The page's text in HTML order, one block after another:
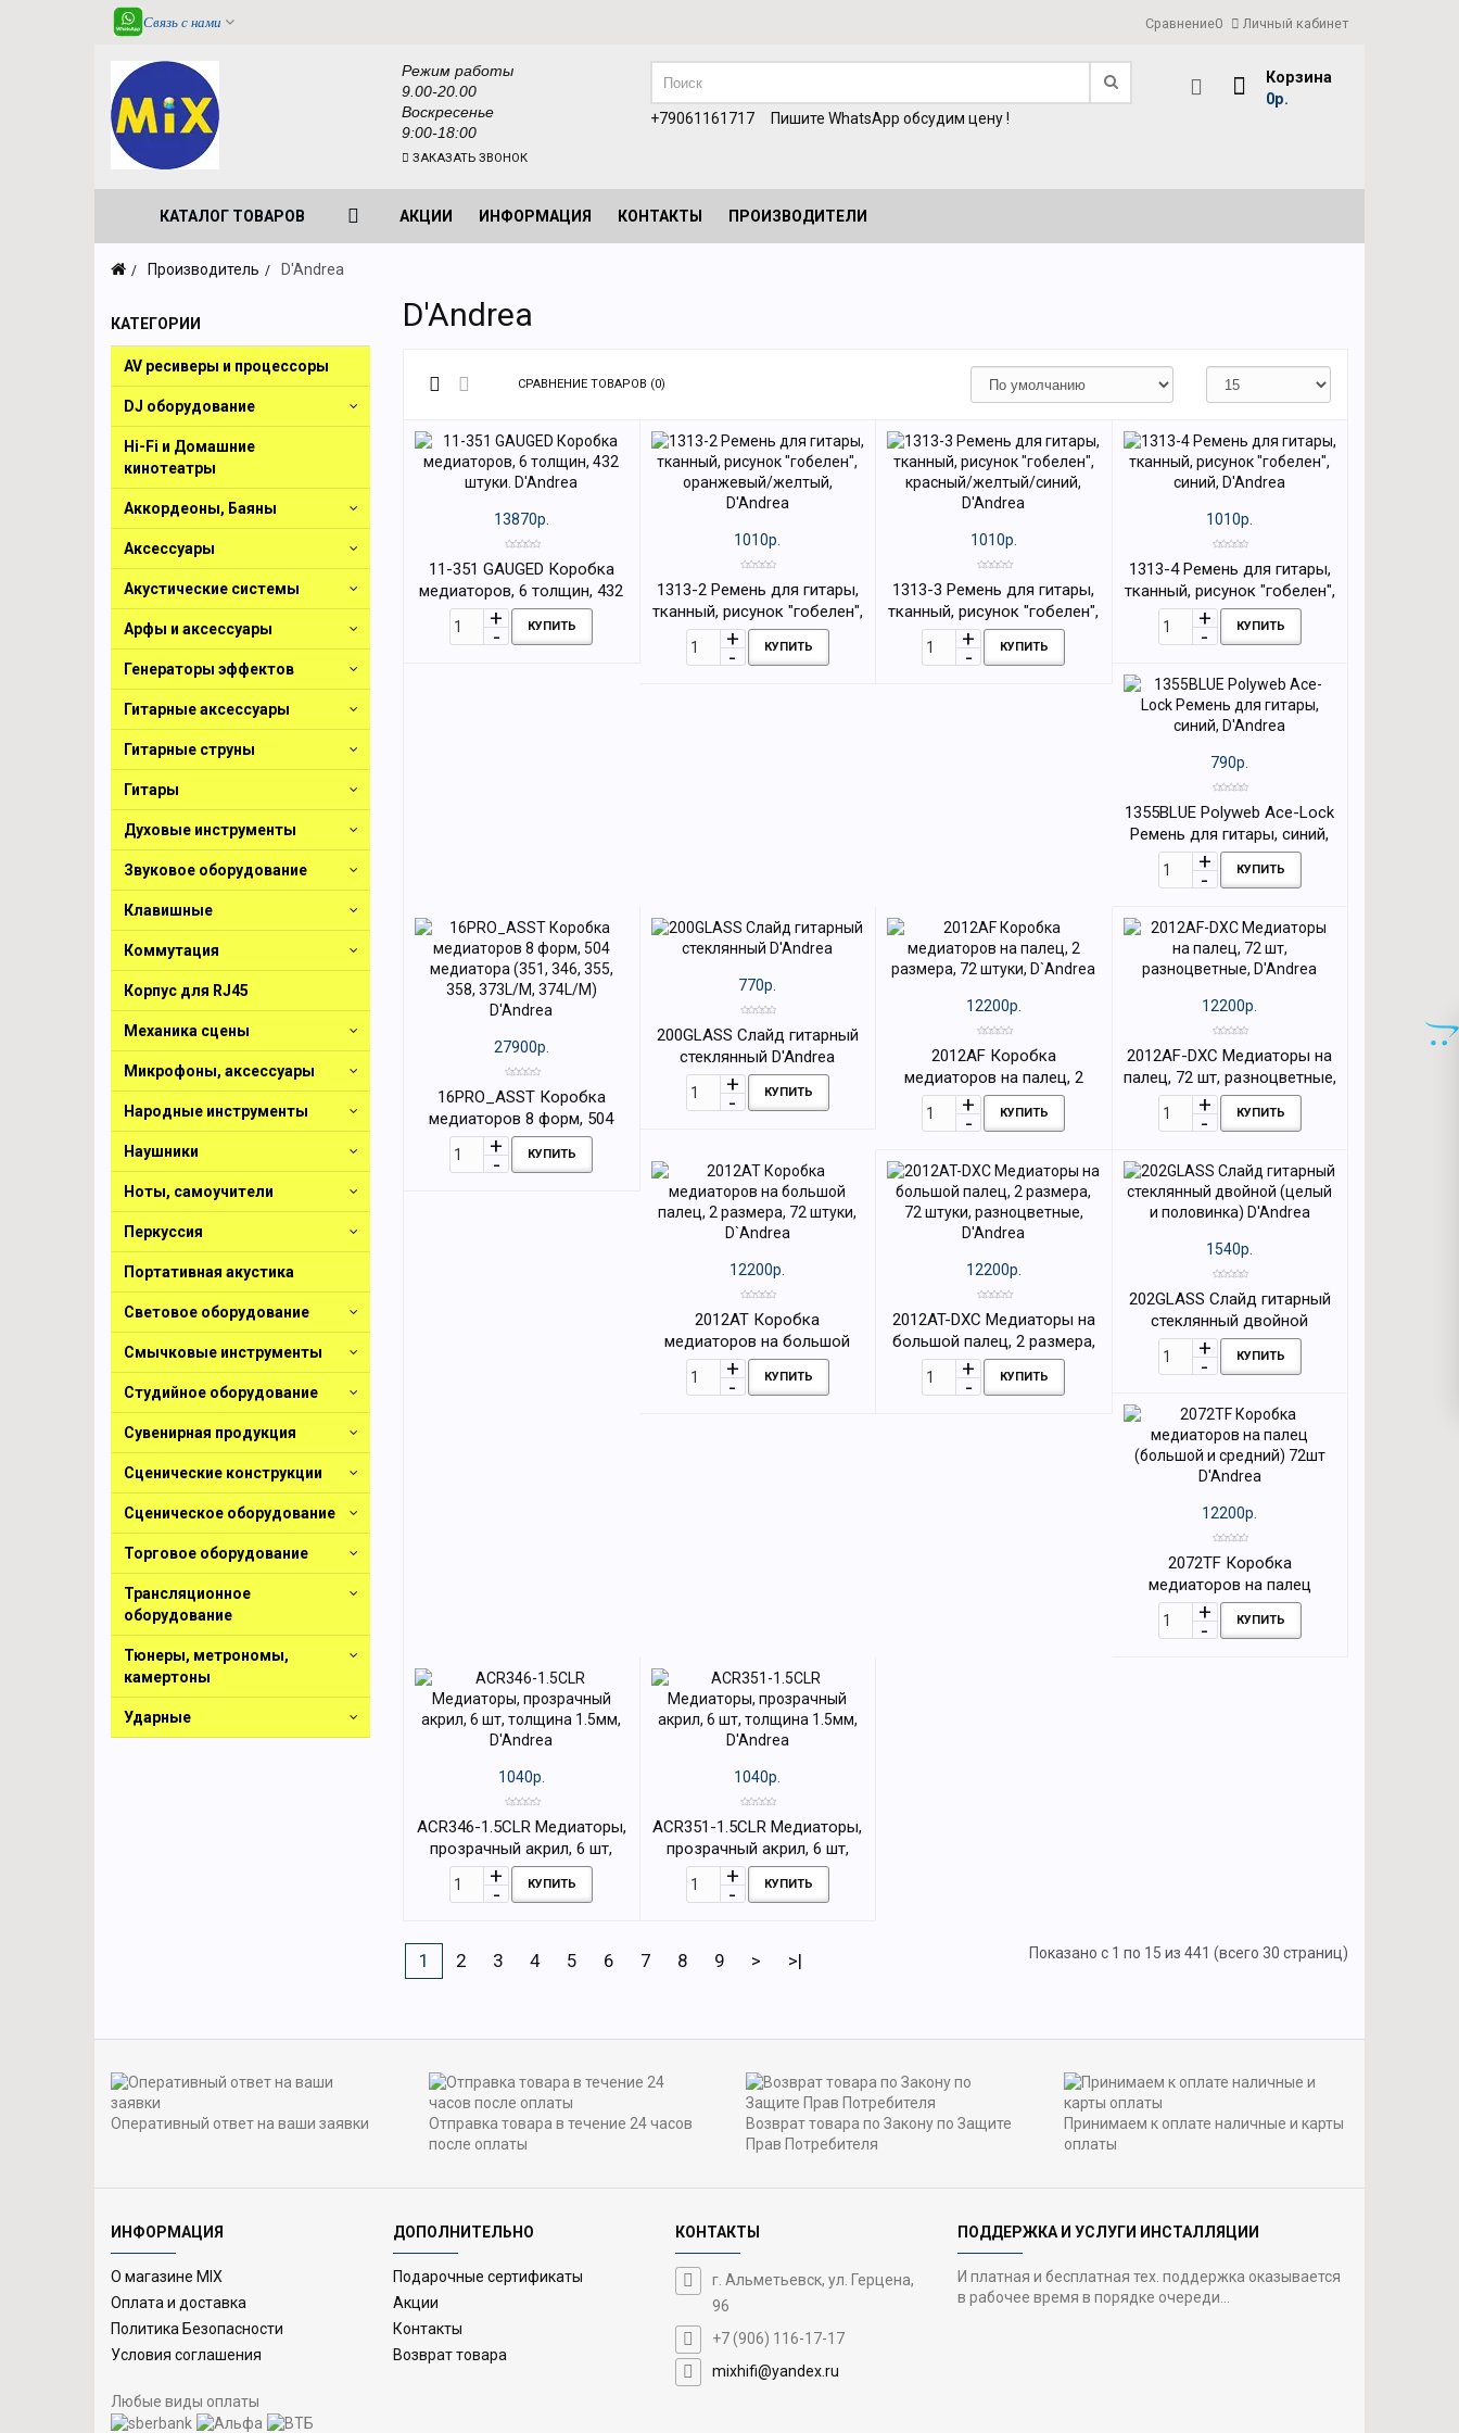
Связь с нами Сравнение0 Личный кабинет
Корзина
0р.
Режим работы
9.00-20.00
Воскресенье
9:00-18:00
ЗАКАЗАТЬ ЗВОНОК
+79061161717 Пишите WhatsApp обсудим цену !
КАТАЛОГ ТОВАРОВ АКЦИИ ИНФОРМАЦИЯ КОНТАКТЫ ПРОИЗВОДИТЕЛИ
Производитель D'Andrea
КАТЕГОРИИ
AV ресиверы и процессоры
DJ оборудование
Hi-Fi и Домашние
кинотеатры
Аккордеоны, Баяны
Аксессуары
Акустические системы
Арфы и аксессуары
Генераторы эффектов
Гитарные аксессуары
Гитарные струны
Гитары
Духовые инструменты
Звуковое оборудование
Клавишные
Коммутация
Корпус для RJ45
Механика сцены
Микрофоны, аксессуары
Народные инструменты
Наушники
Ноты, самоучители
Перкуссия
Портативная акустика
Световое оборудование
Смычковые инструменты
Студийное оборудование
Сувенирная продукция
Сценические конструкции
Сценическое оборудование
Торговое оборудование
Трансляционное
оборудование
Тюнеры, метрономы,
камертоны
Ударные
D'Andrea
СРАВНЕНИЕ ТОВАРОВ (0)
13870р.
11-351 GAUGED Коробка
медиаторов, 6 толщин, 432
штуки. D'Andrea
КУПИТЬ
1010р.
1313-2 Ремень для гитары,
тканный, рисунок "гобелен",
оранжевый/желтый,
D'AndreaКУПИТЬ
1010р.
1313-3 Ремень для гитары,
тканный, рисунок "гобелен",
красный/желтый/синий,
D'AndreaКУПИТЬ
1010р.
1313-4 Ремень для гитары,
тканный, рисунок "гобелен",
синий, D'Andrea
КУПИТЬ
790р.
1355BLUE Polyweb Ace-Lock
Ремень для гитары, синий,
D'Andrea
КУПИТЬ
27900р.
16PRO_ASST Коробка
медиаторов 8 форм, 504
медиатора (351, 346, 355,
358, 373L/M, 374L/M)
КУПИТЬ
770р.
200GLASS Cлайд гитарный
стеклянный D'Andrea
КУПИТЬ
12200р.
2012AF Коробка
медиаторов на палец, 2
размера, 72 штуки, D`Andrea
КУПИТЬ
12200р.
2012AF-DXC Медиаторы на
палец, 72 шт, разноцветные,
D'Andrea
КУПИТЬ
12200р.
2012AT Коробка
медиаторов на большой
палец, 2 размера, 72 штуки,
D`AndreaКУПИТЬ
12200р.
2012AT-DXC Медиаторы на
большой палец, 2 размера,
72 штуки, разноцветные,
D'AndreaКУПИТЬ
1540р.
202GLASS Cлайд гитарный
стеклянный двойной
(целый и половинка)
D'AndreaКУПИТЬ
12200р.
2072TF Коробка
медиаторов на палец
(большой и средний) 72шт
D'AndreaКУПИТЬ
1040р.
ACR346-1.5CLR Медиаторы,
прозрачный акрил, 6 шт,
толщина 1.5мм, D'Andrea
КУПИТЬ
1040р.
ACR351-1.5CLR Медиаторы,
прозрачный акрил, 6 шт,
толщина 1.5мм, D'Andrea
КУПИТЬ
1 2 3 4 5 6 7 8 9 > >| Показано с 1 по 15 из 441 (всего 30 страниц)
Оперативный ответ на ваши заявки
Отправка товара в течение 24 часов
после оплаты
Возврат товара по Закону по Защите
Прав Потребителя
Принимаем к оплате наличные и карты
оплаты
ИНФОРМАЦИЯ
О магазине MIX
Оплата и доставка
Политика Безопасности
Условия соглашения
Любые виды оплаты
ДОПОЛНИТЕЛЬНО
Подарочные сертификаты
Акции
Контакты
Возврат товара
КОНТАКТЫ
г. Альметьевск, ул. Герцена,
96
+7 (906) 116-17-17
mixhifi@yandex.ru
ПОДДЕРЖКА И УСЛУГИ ИНСТАЛЛЯЦИИ
И платная и бесплатная тех. поддержка оказывается
в рабочее время в порядке очереди...